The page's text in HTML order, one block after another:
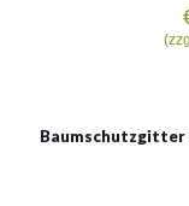
Baumschutzgitter